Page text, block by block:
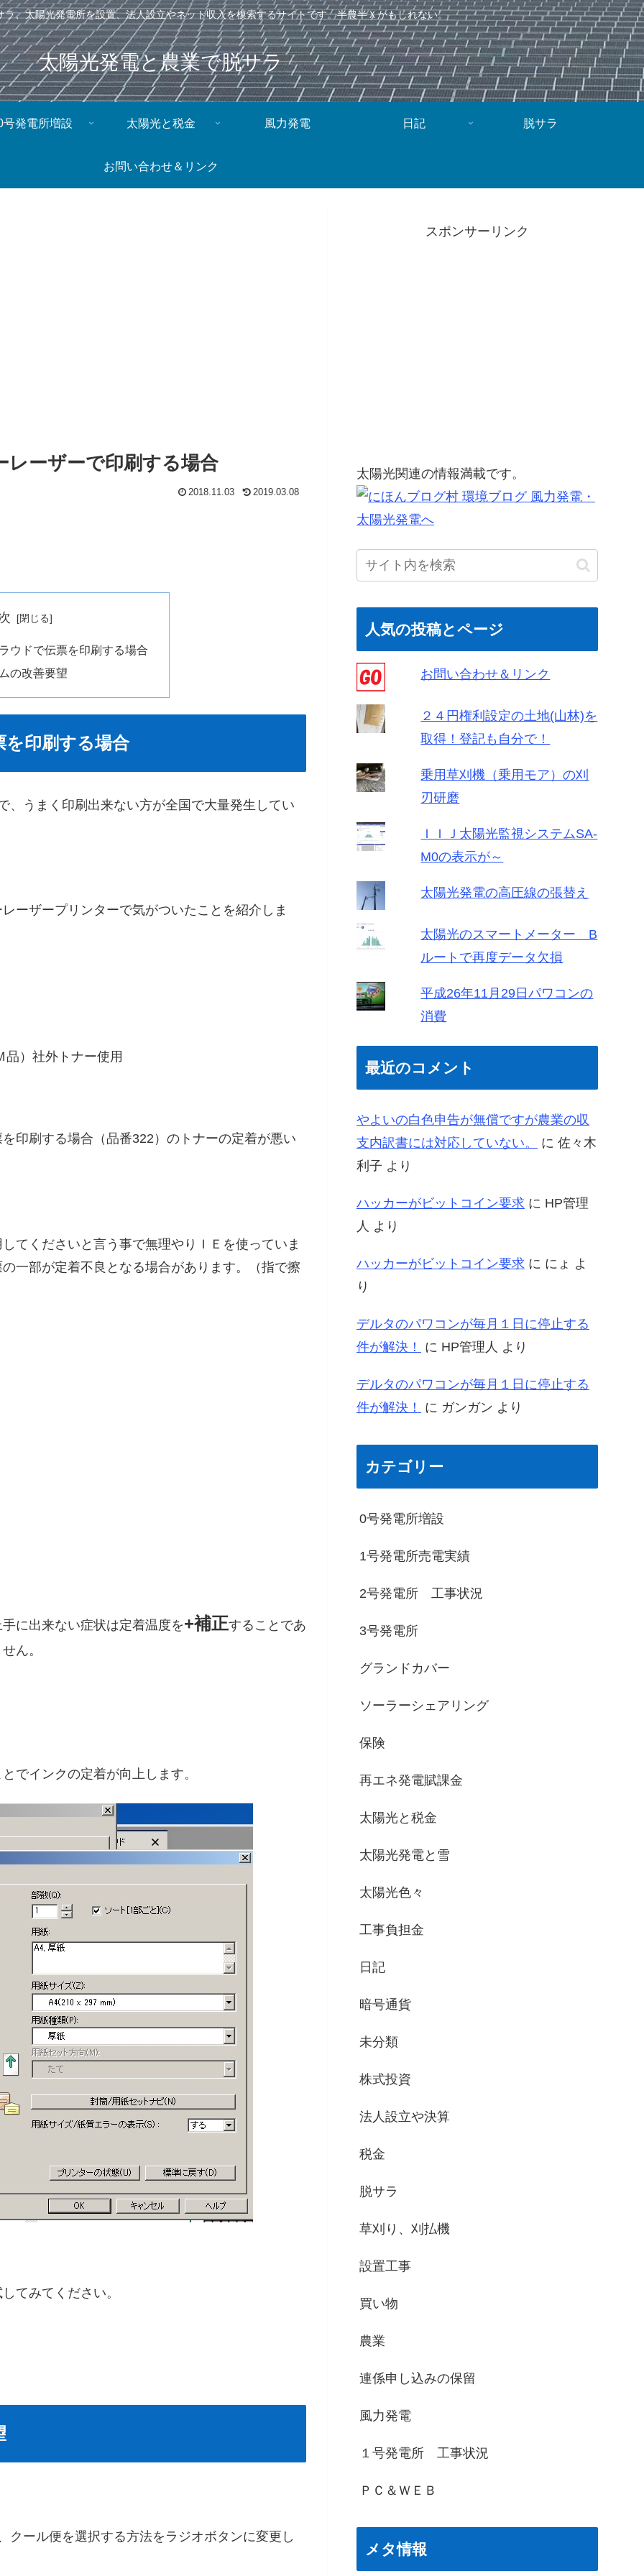
ラ、太陽光発電所を設置、法人設立やネット収入を模索するサイトです。半農半Ｘかもしれない。
太陽光発電と農業で脱サラ
号発電所増設 太陽光と税金 風力発電 日記 脱サラ
お問い合わせ＆リンク
ーザーで印刷する場合
2018.11.03 2019.03.08
ウドで伝票を印刷する場合
の改善要望
印刷する場合
、うまく印刷出来ない方が全国で大量発生してい
ーザープリンターで気がついたことを紹介しま
品）社外トナー使用
印刷する場合（品番322）のトナーの定着が悪い
てくださいと言う事で無理やりＩＥを使っていま
一部が定着不良となる場合があります。（指で擦
に出来ない症状は定着温度を+補正することであ
ん。
でインクの定着が向上します。
てみてください。
ール便を選択する方法をラジオボタンに変更し
スポンサーリンク
太陽光関連の情報満載です。
人気の投稿とページ
お問い合わせ＆リンク
２４円権利設定の土地(山林)を
取得！登記も自分で！
乗用草刈機（乗用モア）の刈
刃研磨
ＩＩＪ太陽光監視システムSA-
M0の表示が～
太陽光発電の高圧線の張替え
太陽光のスマートメーター B
ルートで再度データ欠損
平成26年11月29日パワコンの
消費
最近のコメント
やよいの白色申告が無償ですが農業の収
支内訳書には対応していない。
に 佐々木
利子 より
ハッカーがビットコイン要求 に HP管理
人 より
ハッカーがビットコイン要求 に にょ よ
り
デルタのパワコンが毎月１日に停止する
件が解決！
に HP管理人 より
デルタのパワコンが毎月１日に停止する
件が解決！
に ガンガン より
カテゴリー
0号発電所増設
1号発電所売電実績
2号発電所 工事状況
3号発電所
グランドカバー
ソーラーシェアリング
保険
再エネ発電賦課金
太陽光と税金
太陽光発電と雪
太陽光色々
工事負担金
日記
暗号通貨
未分類
株式投資
法人設立や決算
税金
脱サラ
草刈り、刈払機
設置工事
買い物
農業
連係申し込みの保留
風力発電
１号発電所 工事状況
ＰＣ＆ＷＥＢ
メタ情報